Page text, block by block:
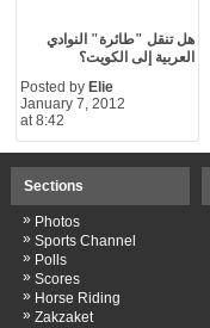
هل تنقل "طائرة" النوادي
العربية إلى الكويت؟
Posted by Elie
January 7, 2012
at 8:42
Sections
» Photos
» Sports Channel
» Polls
» Scores
» Horse Riding
» Zakzaket